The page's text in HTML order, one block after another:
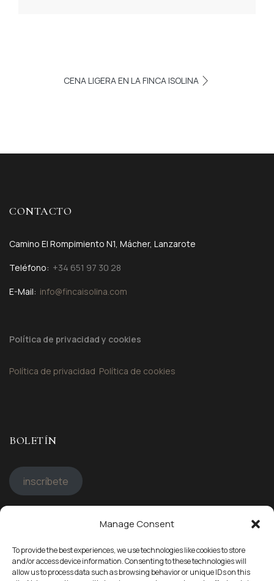
Manage Consent
To provide the best experiences, we use technologies like cookies to store
and/or access device information. Consenting to these technologies will
allow us to process data such as browsing behavior or unique IDs on this
CENA LIGERA EN LA FINCA ISOLINA
CONTACTO
Camino El Rompimiento N1, Mácher, Lanzarote
Teléfono: +34 651 97 30 28
E-Mail: info@fincaisolina.com
Política de privacidad y cookies
Política de privacidad Política de cookies
BOLETÍN
inscríbete
STAY CONNECTED
Síguenos en